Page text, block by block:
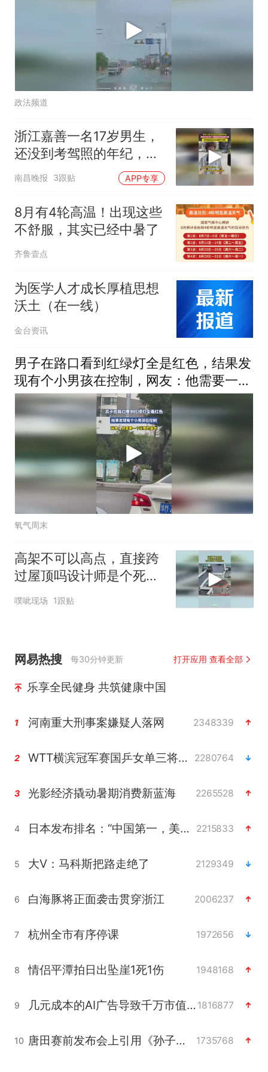
政法频道
浙江嘉善一名17岁男生，
还没到考驾照的年纪，发
现红绿灯坏了，报警后开
南昌晚报 3跟贴 APP专享
8月有4轮高温！出现这些
不舒服，其实已经中暑了
齐鲁壹点
为医学人才成长厚植思想
沃土（在一线）
金台资讯
男子在路口看到红绿灯全是红色，结果发
现有个小男孩在控制，网友：他需要一个
完整的童年
氧气周末
高架不可以高点，直接跨
过屋顶吗设计师是个死脑
筋吗
噗呲现场 1跟贴
网易热搜 每30分钟更新 打开应用 查看全部
乐享全民健身 共筑健康中国
1 河南重大刑事案嫌疑人落网 2348339
2 WTT横滨冠军赛国乒女单三将晋级四强 2280764
3 光影经济撬动暑期消费新蓝海 2265528
4 日本发布排名：“中国第一，美日德韩英法居后” 2215833
5 大V：马科斯把路走绝了 2129349
6 白海豚将正面袭击贯穿浙江 2006237
7 杭州全市有序停课 1972656
8 情侣平潭拍日出坠崖1死1伤 1948168
9 几元成本的AI广告导致千万市值蒸发 1816877
10 唐田赛前发布会上引用《孙子兵法》 1735768